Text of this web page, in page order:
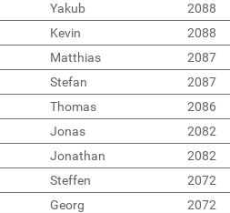
Yakub
2088
Kevin
2088
Matthias
2087
Stefan
2087
Thomas
2086
Jonas
2082
Jonathan
2082
Steffen
2072
Georg
2072